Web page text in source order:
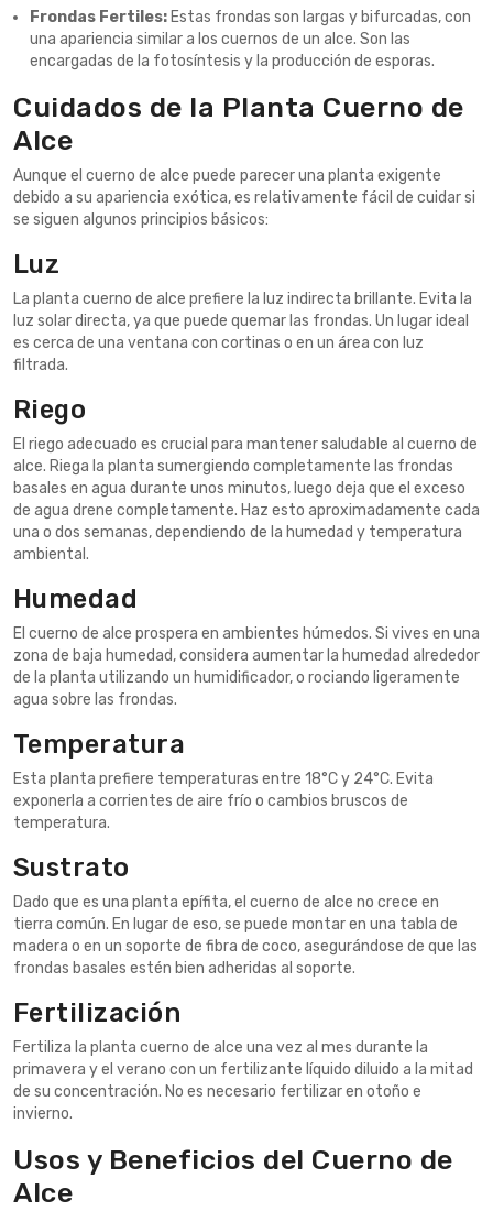
Frondas Fertiles: Estas frondas son largas y bifurcadas, con
una apariencia similar a los cuernos de un alce. Son las
encargadas de la fotosíntesis y la producción de esporas.
Cuidados de la Planta Cuerno de
Alce
Aunque el cuerno de alce puede parecer una planta exigente
debido a su apariencia exótica, es relativamente fácil de cuidar si
se siguen algunos principios básicos:
Luz
La planta cuerno de alce prefiere la luz indirecta brillante. Evita la
luz solar directa, ya que puede quemar las frondas. Un lugar ideal
es cerca de una ventana con cortinas o en un área con luz
filtrada.
Riego
El riego adecuado es crucial para mantener saludable al cuerno de
alce. Riega la planta sumergiendo completamente las frondas
basales en agua durante unos minutos, luego deja que el exceso
de agua drene completamente. Haz esto aproximadamente cada
una o dos semanas, dependiendo de la humedad y temperatura
ambiental.
Humedad
El cuerno de alce prospera en ambientes húmedos. Si vives en una
zona de baja humedad, considera aumentar la humedad alrededor
de la planta utilizando un humidificador, o rociando ligeramente
agua sobre las frondas.
Temperatura
Esta planta prefiere temperaturas entre 18°C y 24°C. Evita
exponerla a corrientes de aire frío o cambios bruscos de
temperatura.
Sustrato
Dado que es una planta epífita, el cuerno de alce no crece en
tierra común. En lugar de eso, se puede montar en una tabla de
madera o en un soporte de fibra de coco, asegurándose de que las
frondas basales estén bien adheridas al soporte.
Fertilización
Fertiliza la planta cuerno de alce una vez al mes durante la
primavera y el verano con un fertilizante líquido diluido a la mitad
de su concentración. No es necesario fertilizar en otoño e
invierno.
Usos y Beneficios del Cuerno de
Alce